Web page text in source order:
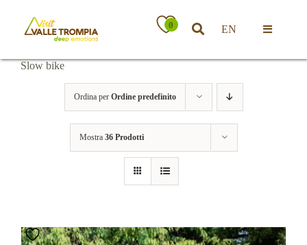
contenuto
0 EN
Toggle
Slow bike
Ordina per Ordine predefinito
Mostra 36 Prodotti